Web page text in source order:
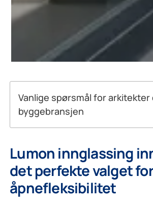
Vanlige spørsmål for arkitekter
byggebransjen
Arkitekter bruker rammeløs
å skape moderne fasader,
som bygningens estetiske uttrykk
Kan balkonginnglassing bidra til et
Lumon innglassing
det perfekte valget
åpnefleksibilitet